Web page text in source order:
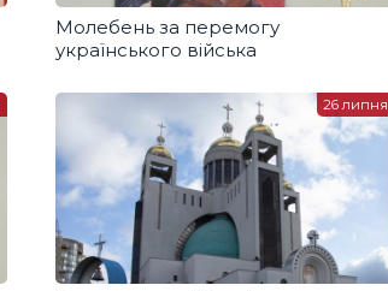
Молебень за перемогу
українського війська
26 липня